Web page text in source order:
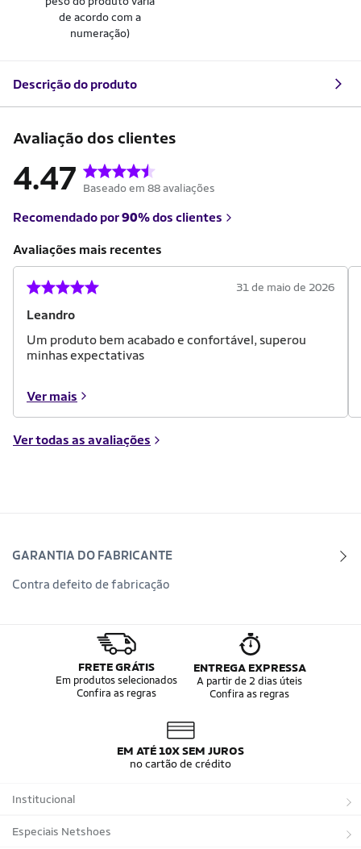
de acordo com a
numeração)
Descrição do produto
Avaliação dos clientes
4.47 Baseado em 88 avaliações
Recomendado por90%dos clientes
Avaliações mais recentes
Leandro
31 de maio de 2026
Um produto bem acabado e confortável, superou
minhas expectativas
Ver mais
Ver todas as avaliações
GARANTIA DO FABRICANTE
Contra defeito de fabricação
FRETE GRÁTIS
Em produtos selecionados
Confira as regras
ENTREGA EXPRESSA
A partir de 2 dias úteis
Confira as regras
EM ATÉ 10X SEM JUROS
no cartão de crédito
Institucional
Sobre a Netshoes
Especiais Netshoes